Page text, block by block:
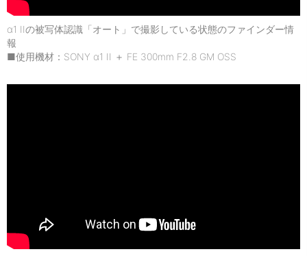
α1 IIの被写体認識「オート」で撮影している状態のファインダー情
報
■使用機材：SONY α1 II ＋ FE 300mm F2.8 GM OSS